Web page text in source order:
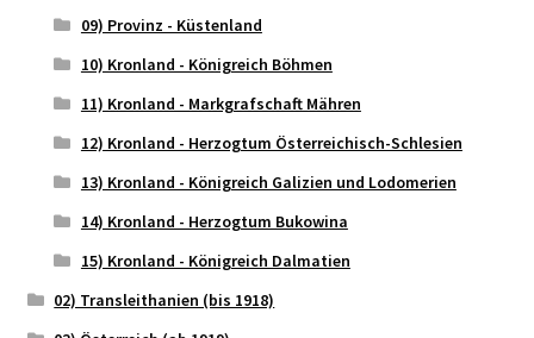
09) Provinz - Küstenland
10) Kronland - Königreich Böhmen
11) Kronland - Markgrafschaft Mähren
12) Kronland - Herzogtum Österreichisch-Schlesien
13) Kronland - Königreich Galizien und Lodomerien
14) Kronland - Herzogtum Bukowina
15) Kronland - Königreich Dalmatien
02) Transleithanien (bis 1918)